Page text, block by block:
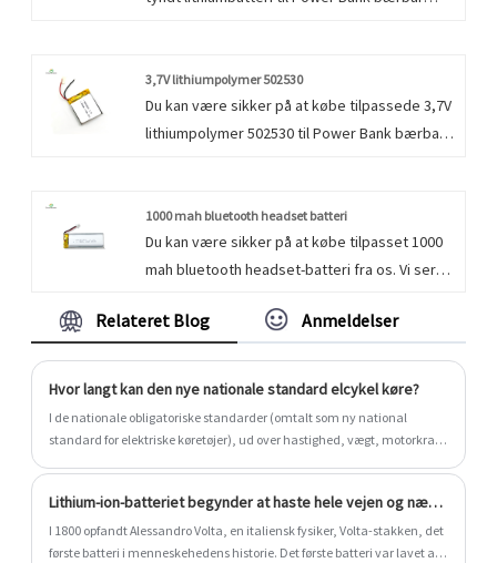
kan du konsultere os nu, vi vil svare dig i tide!
3,7V lithiumpolymer 502530
Du kan være sikker på at købe tilpassede 3,7V
lithiumpolymer 502530 til Power Bank bærbar
kan du konsultere os nu, vi vil svare dig i tide!
1000 mah bluetooth headset batteri
Du kan være sikker på at købe tilpasset 1000
mah bluetooth headset-batteri fra os. Vi ser
mere, kan du kontakte os nu, vi vil svare dig i
Relateret Blog Anmeldelser
Hvor langt kan den nye nationale standard elcykel køre?
I de nationale obligatoriske standarder (omtalt som ny national
standard for elektriske køretøjer), ud over hastighed, vægt, motorkraft,
at batterispændingen ikke må være højere end 48V. Med andre ord er
den rene elektriske batterilevetid under det nye land også begrænset.
Lithium-ion-batteriet begynder at haste hele vejen og nærmer sig strømbatteriet
I 1800 opfandt Alessandro Volta, en italiensk fysiker, Volta-stakken, det
første batteri i menneskehedens historie. Det første batteri var lavet af